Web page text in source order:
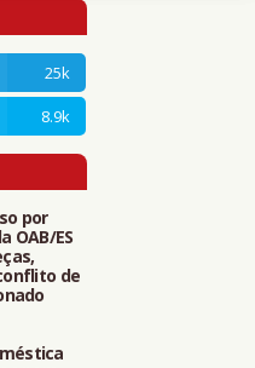
25k
8.9k
por
OAB/ES
de